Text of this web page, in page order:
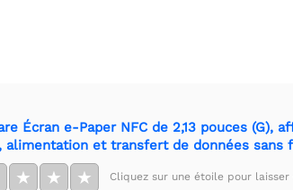
Écran e-Paper NFC de 2,13 pouces
alimentation et transfert de données sans
★ ★ ★ Cliquez sur une étoile pour laisser